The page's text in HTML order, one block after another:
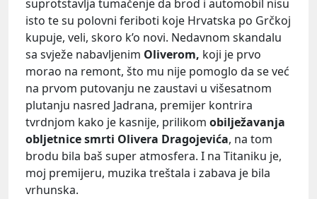
suprotstavlja tumačenje da brod i automobil nisu
isto te su polovni feriboti koje Hrvatska po Grčkoj
kupuje, veli, skoro k’o novi. Nedavnom skandalu
sa svježe nabavljenim Oliverom, koji je prvo
morao na remont, što mu nije pomoglo da se već
na prvom putovanju ne zaustavi u višesatnom
plutanju nasred Jadrana, premijer kontrira
tvrdnjom kako je kasnije, prilikom obilježavanja
obljetnice smrti Olivera Dragojevića, na tom
brodu bila baš super atmosfera. I na Titaniku je,
moj premijeru, muzika treštala i zabava je bila
vrhunska.